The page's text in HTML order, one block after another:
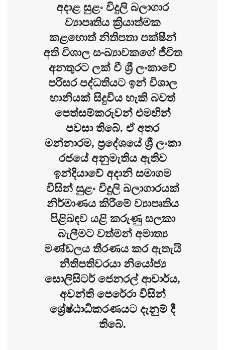
අදාළ සුළං විදුලි බලාගාර
ව්‍යාපෘතිය ක්‍රියාත්මක
කළහොත් නිතිපතා පක්ෂීන්
අති විශාල සංඛ්‍යාවකගේ ජීවිත
අනතුරට ලක් වී ශ්‍රී ලංකාවේ
පරිසර පද්ධතියට ඉන් විශාල
හානියක් සිදුවිය හැකි බවත්
පෙත්සම්කරුවන් එමඟින්
පවසා තිබේ. ඒ අතර
මන්නාරම, ප්‍රදේශයේ ශ්‍රී ලංකා
රජයේ අනුමැතිය ඇතිව
ඉන්දියාවේ අදානි සමාගම
විසින් සුළං විදුලි බලාගාරයක්
නිර්මාණය කිරීමේ ව්‍යාපෘතිය
පිළිබඳව යළි කරුණු සලකා
බැලීමට වත්මන් අමාත්‍ය
මණ්ඩලය තීරණය කර ඇතැයි
නීතිපතිවරයා නියෝජ්‍ය
සොලිසිටර් ජෙනරල් ආචාර්ය,
අවන්ති පෙරේරා විසින්
ශ්‍රේෂ්ඨාධිකරණයට දැනුම් දී
තිබේ.